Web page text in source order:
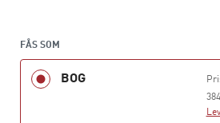
kriminalitetsformer til en
forståelse af gadekultur.
SHABABS – GADEKULTUR,
FÅS SOM
BOG